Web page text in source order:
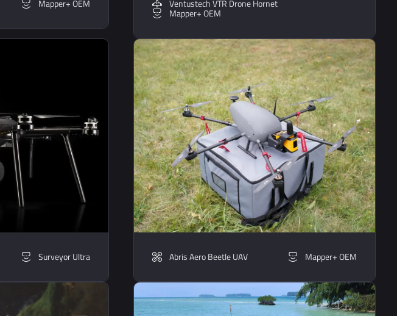
Mapper+ OEM Ventustech VTR Drone Hornet
Mapper+ OEM
Surveyor Ultra Abris Aero Beetle UAV Mapper+ OEM